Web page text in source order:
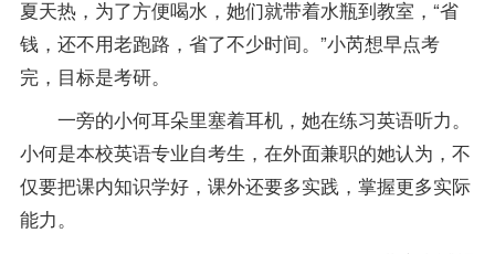
夏天热，为了方便喝水，她们就带着水瓶到教室，“省
钱，还不用老跑路，省了不少时间。”小芮想早点考
完，目标是考研。
一旁的小何耳朵里塞着耳机，她在练习英语听力。
小何是本校英语专业自考生，在外面兼职的她认为，不
仅要把课内知识学好，课外还要多实践，掌握更多实际
能力。